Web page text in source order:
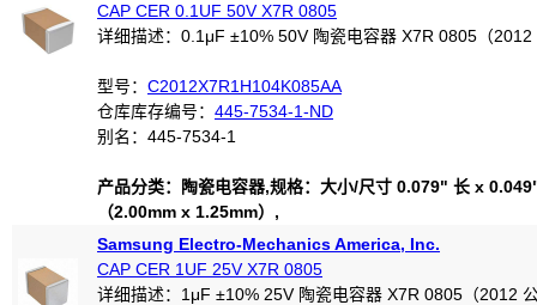
CAP CER 0.1UF 50V X7R 0805
详细描述：0.1μF ±10% 50V 陶瓷电容器 X7R 0805（2012
型号： C2012X7R1H104K085AA
仓库库存编号： 445-7534-1-ND
别名：445-7534-1
产品分类：陶瓷电容器,规格：大小/尺寸 0.079" 长 x
（2.00mm x 1.25mm）,
Samsung Electro-Mechanics America, Inc.
CAP CER 1UF 25V X7R 0805
详细描述：1μF ±10% 25V 陶瓷电容器 X7R 0805（2012